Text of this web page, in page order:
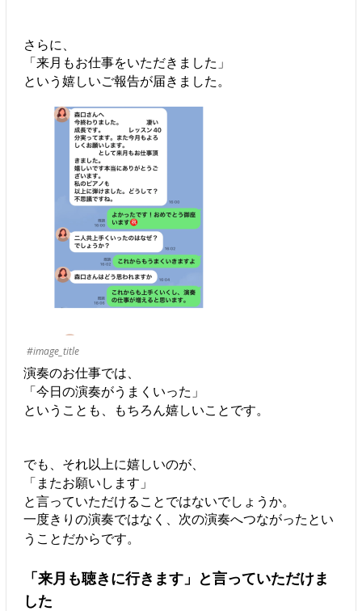
さらに、
「来月もお仕事をいただきました」
という嬉しいご報告が届きました。
#image_title
演奏のお仕事では、
「今日の演奏がうまくいった」
ということも、もちろん嬉しいことです。
でも、それ以上に嬉しいのが、
「またお願いします」
と言っていただけることではないでしょうか。
一度きりの演奏ではなく、次の演奏へつながったとい
うことだからです。
「来月も聴きに行きます」と言っていただけま
した